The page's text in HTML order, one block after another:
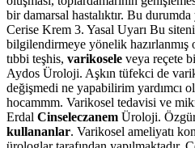
bir damarsal hastalıktır. Bu
Cerise Krem 3. Yasal Uyarı Bu
bilgilendirmeye yönelik
tıbbi teşhis, varikosele veya reçete
Aydos Üroloji. Aşkın tüfekci de
değişmedi ne yapabilirim yardımcı
hocammm. Varikosel tedavisi ve
Erdal Cinseleczanem Üroloji.
kullananlar. Varikosel ameliyatı